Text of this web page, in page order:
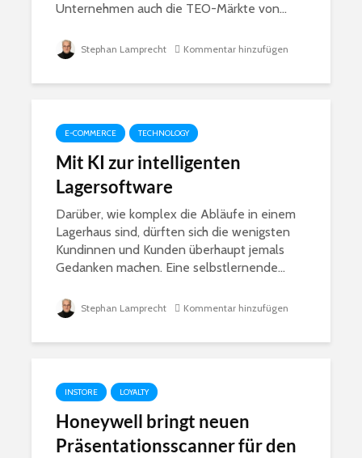
Unternehmen auch die TEO-Märkte von...
Stephan Lamprecht Kommentar hinzufügen
E-COMMERCE TECHNOLOGY
Mit KI zur intelligenten
Lagersoftware
Darüber, wie komplex die Abläufe in einem
Lagerhaus sind, dürften sich die wenigsten
Kundinnen und Kunden überhaupt jemals
Gedanken machen. Eine selbstlernende...
Stephan Lamprecht Kommentar hinzufügen
INSTORE LOYALTY
Honeywell bringt neuen
Präsentationsscanner für den